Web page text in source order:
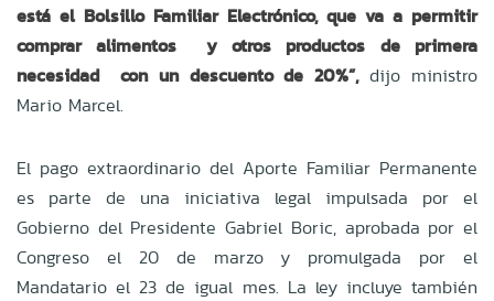
está el Bolsillo Familiar Electrónico, que va a permitir
comprar alimentos y otros productos de primera
necesidad con un descuento de 20%”, dijo ministro
Mario Marcel.
El pago extraordinario del Aporte Familiar Permanente
es parte de una iniciativa legal impulsada por el
Gobierno del Presidente Gabriel Boric, aprobada por el
Congreso el 20 de marzo y promulgada por el
Mandatario el 23 de igual mes. La ley incluye también